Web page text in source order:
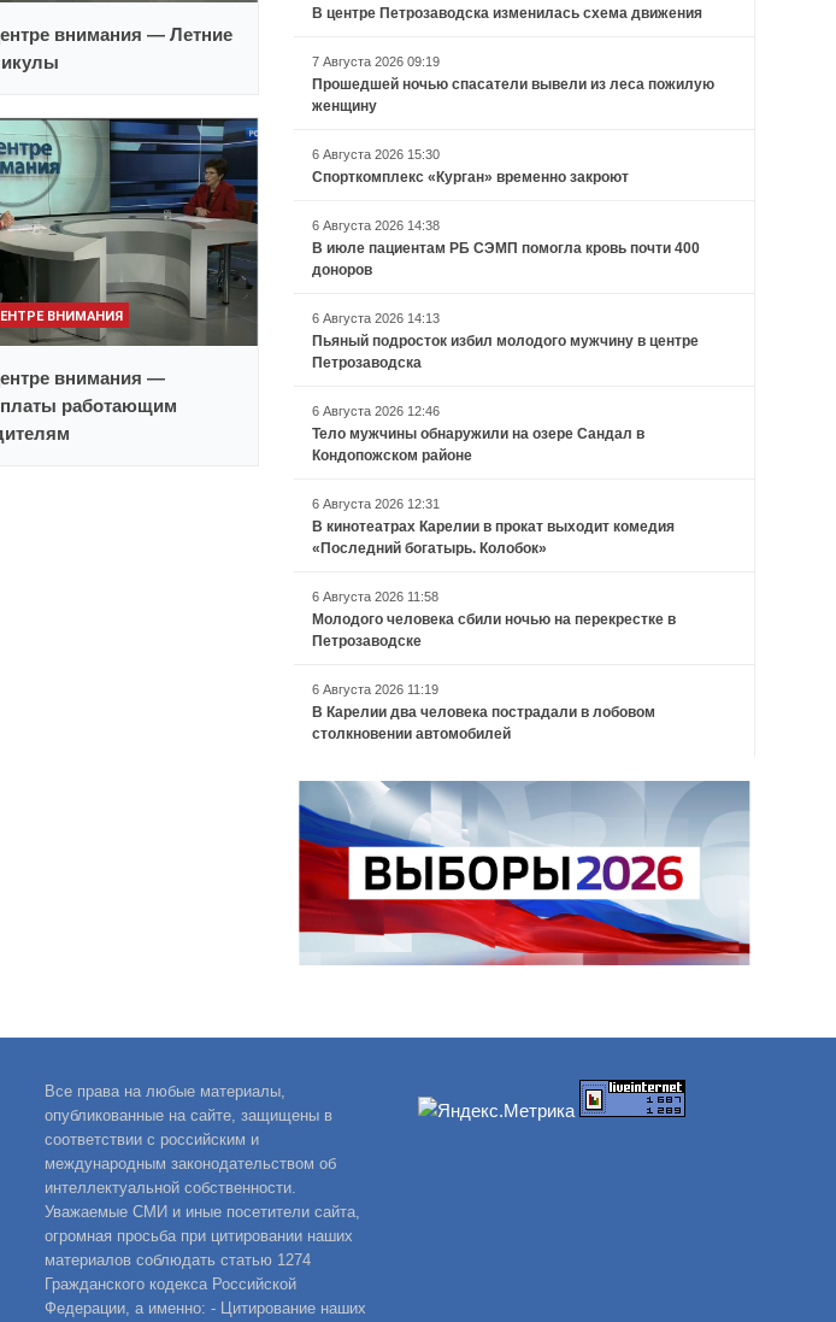
внимания — Летние
ВНИМАНИЯ
внимания —
работающим
В центре Петрозаводска изменилась схема движения
7 Августа 2026 09:19
Прошедшей ночью спасатели вывели из леса пожилую
женщину
6 Августа 2026 15:30
Спорткомплекс «Курган» временно закроют
6 Августа 2026 14:38
В июле пациентам РБ СЭМП помогла кровь почти 400
доноров
6 Августа 2026 14:13
Пьяный подросток избил молодого мужчину в центре
Петрозаводска
6 Августа 2026 12:46
Тело мужчины обнаружили на озере Сандал в
Кондопожском районе
6 Августа 2026 12:31
В кинотеатрах Карелии в прокат выходит комедия
«Последний богатырь. Колобок»
6 Августа 2026 11:58
Молодого человека сбили ночью на перекрестке в
Петрозаводске
6 Августа 2026 11:19
В Карелии два человека пострадали в лобовом
столкновении автомобилей
Все права на любые материалы,
опубликованные на сайте, защищены в
соответствии с российским и
международным законодательством об
интеллектуальной собственности.
Уважаемые СМИ и иные посетители сайта,
огромная просьба при цитировании наших
материалов соблюдать статью 1274
Гражданского кодекса Российской
Федерации, а именно: - Цитирование наших